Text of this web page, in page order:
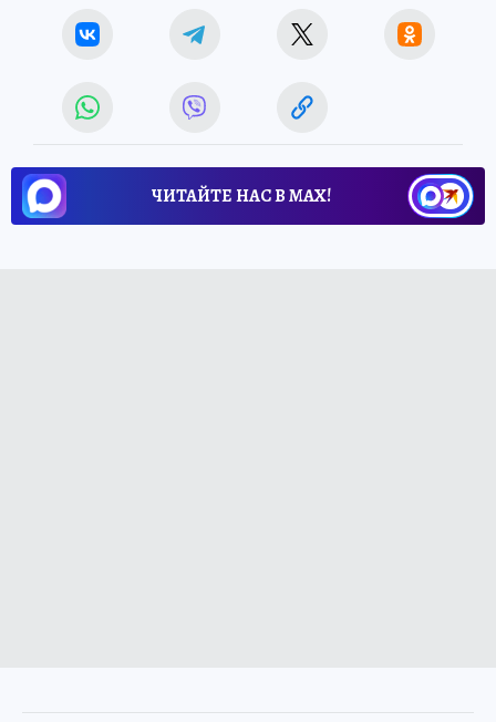
ЧИТАЙТЕ НАС В МАХ!